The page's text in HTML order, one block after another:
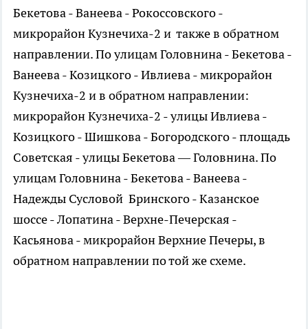
Бекетова - Ванеева - Рокоссовского -
микрорайон Кузнечиха-2 и также в обратном
направлении. По улицам Головнина - Бекетова -
Ванеева - Козицкого - Ивлиева - микрорайон
Кузнечиха-2 и в обратном направлении:
микрорайон Кузнечиха-2 - улицы Ивлиева -
Козицкого - Шишкова - Богородского - площадь
Советская - улицы Бекетова — Головнина. По
улицам Головнина - Бекетова - Ванеева -
Надежды Сусловой Бринского - Казанское
шоссе - Лопатина - Верхне-Печерская -
Касьянова - микрорайон Верхние Печеры, в
обратном направлении по той же схеме.